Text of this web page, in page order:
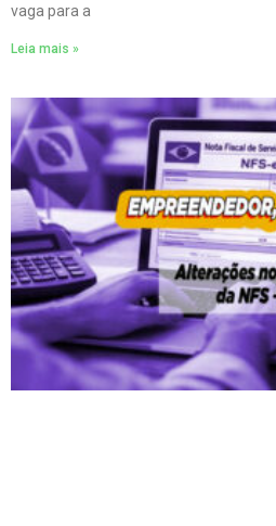
vaga para a
Leia mais »